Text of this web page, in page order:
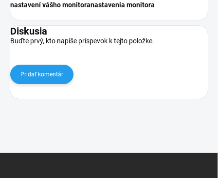
nastavení vášho monitoranastavenia monitora
Diskusia
Buďte prvý, kto napíše príspevok k tejto položke.
Pridať komentár